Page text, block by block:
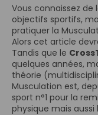
Vous connaissez de
objectifs sportifs,
pratiquer la
Alors cet article
Tandis que le
quelques années,
théorie
Musculation est,
sport n°1 pour la
physique mais